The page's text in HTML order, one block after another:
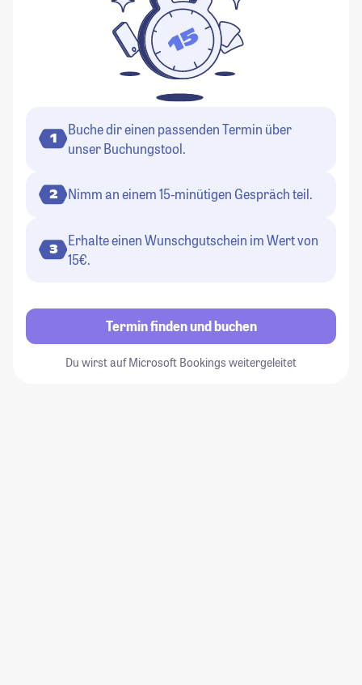
1
Buche dir einen passenden Termin über
unser Buchungstool.
2 Nimm an einem 15-minütigen Gespräch teil.
3
Erhalte einen Wunschgutschein im Wert von
15€.
Termin finden und buchen
Du wirst auf Microsoft Bookings weitergeleitet